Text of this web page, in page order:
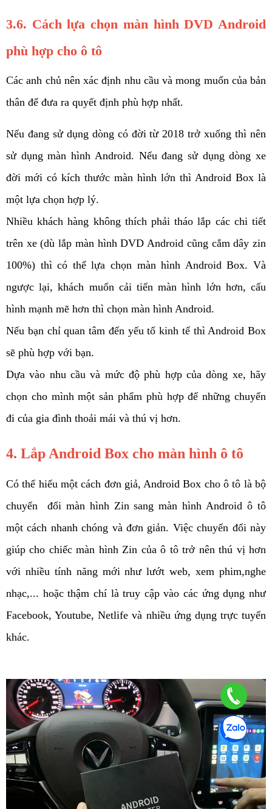
3.6. Cách lựa chọn màn hình DVD Android
phù hợp cho ô tô
Các anh chủ nên xác định nhu cầu và mong muốn của bản
thân để đưa ra quyết định phù hợp nhất.
Nếu đang sử dụng dòng có đời từ 2018 trở xuống thì nên
sử dụng màn hình Android. Nếu đang sử dụng dòng xe
đời mới có kích thước màn hình lớn thì Android Box là
một lựa chọn hợp lý.
Nhiều khách hàng không thích phải tháo lắp các chi tiết
trên xe (dù lắp màn hình DVD Android cũng cắm dây zin
100%) thì có thể lựa chọn màn hình Android Box. Và
ngược lại, khách muốn cải tiến màn hình lớn hơn, cấu
hình mạnh mẽ hơn thì chọn màn hình Android.
Nếu bạn chỉ quan tâm đến yếu tố kinh tế thì Android Box
sẽ phù hợp với bạn.
Dựa vào nhu cầu và mức độ phù hợp của dòng xe, hãy
chọn cho mình một sản phẩm phù hợp để những chuyến
đi của gia đình thoải mái và thú vị hơn.
4. Lắp Android Box cho màn hình ô tô
Có thể hiểu một cách đơn giả, Android Box cho ô tô là bộ
chuyển  đổi màn hình Zin sang màn hình Android ô tô
một cách nhanh chóng và đơn giản. Việc chuyển đổi này
giúp cho chiếc màn hình Zin của ô tô trở nên thú vị hơn
với nhiều tính năng mới như lướt web, xem phim,nghe
nhạc,... hoặc thậm chí là truy cập vào các ứng dụng như
Facebook, Youtube, Netlife và nhiều ứng dụng trực tuyến
khác.